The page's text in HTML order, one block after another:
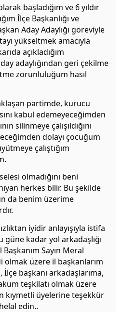
başladığım ve 6 yıldır
İlçe Başkanlığı ve
Aday Adaylığı göreviyle
yükseltmek amacıyla
açıkladığım
adaylığından geri çekilme
zorunluluğum hasıl
partimde, kurucu
kabul edemeyeceğimden
silinmeye çalışıldığını
dolayı çocuğum
çalıştığım
olmadığını beni
herkes bilir. Bu şekilde
da benim üzerime
iyidir anlayışıyla istifa
kadar yol arkadaşlığı
Sayın Meral
olmak üzere il başkanlarım
başkanı arkadaşlarıma,
teşkilatı olmak üzere
kıymetli üyelerine teşekkür
edin..